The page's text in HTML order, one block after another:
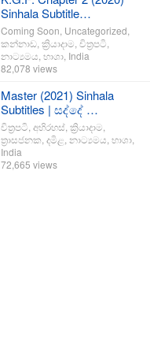
Sinhala Subtitle…
Coming Soon Uncategorized
කන්නාඩ ක්‍රියාදාම චිත්‍රපටි
නාට්‍යමය භාශා India
82,078 views
Master (2021) Sinhala
Subtitles | සද්දේ …
චිත්‍රපටි අභිරහස් ක්‍රියාදාම
ත්‍රාසජනක දමිළ නාට්‍යමය භාශා
India
72,665 views